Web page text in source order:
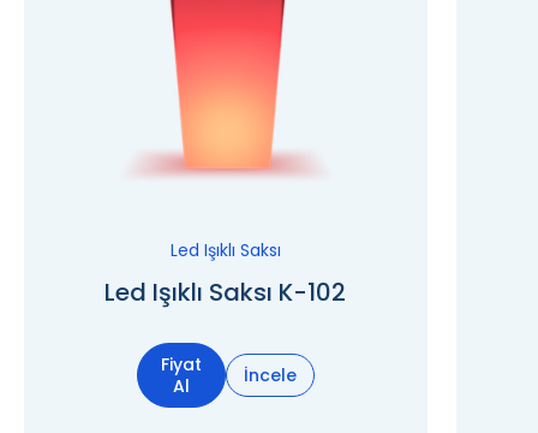
Led Işıklı Saksı
Led Işıklı Saksı K-102
Fiyat
Al
İncele